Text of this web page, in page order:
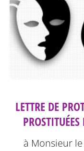
LETTRE DE
à Monsieur